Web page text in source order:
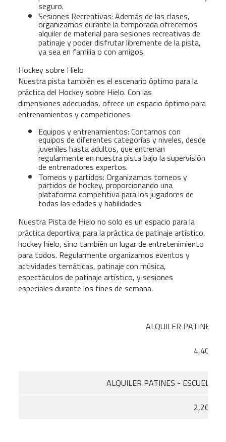
seguro.
Sesiones Recreativas: Además de las clases,
organizamos durante la temporada ofrecemos
alquiler de material para sesiones recreativas de
patinaje y poder disfrutar libremente de la pista,
ya sea en familia o con amigos.
Hockey sobre Hielo
Nuestra pista también es el escenario óptimo para la
práctica del Hockey sobre Hielo. Con las
dimensiones adecuadas, ofrece un espacio óptimo para
entrenamientos y competiciones.
Equipos y entrenamientos: Contamos con
equipos de diferentes categorías y niveles, desde
juveniles hasta adultos, que entrenan
regularmente en nuestra pista bajo la supervisión
de entrenadores expertos.
Torneos y partidos: Organizamos torneos y
partidos de hockey, proporcionando una
plataforma competitiva para los jugadores de
todas las edades y habilidades.
Nuestra Pista de Hielo no solo es un espacio para la
práctica deportiva: para la práctica de patinaje artístico,
hockey hielo, sino también un lugar de entretenimiento
para todos. Regularmente organizamos eventos y
actividades temáticas, patinaje con música,
espectáculos de patinaje artístico, y sesiones
especiales durante los fines de semana.
ALQUILER PATINES
4,40€
ALQUILER PATINES - ESCUELA
2,20€